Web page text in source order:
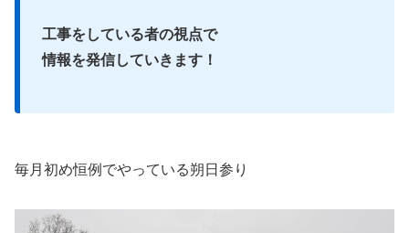
工事をしている者の視点で
情報を発信していきます！
毎月初め恒例でやっている朔日参り